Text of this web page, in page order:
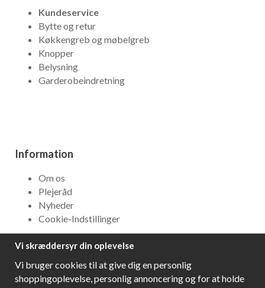
Kundeservice
Bytte og retur
Køkkengreb og møbelgreb
Knopper
Belysning
Garderobeindretning
Information
Om os
Plejeråd
Nyheder
Cookie-Indstillinger
NYHEDSBREV
Få bedste tilbud og\r spændende nye produkter!
Vi skræddersyr din oplevelse
Vi bruger cookies til at give dig en personlig
shoppingoplevelse, personlig annoncering og for at holde